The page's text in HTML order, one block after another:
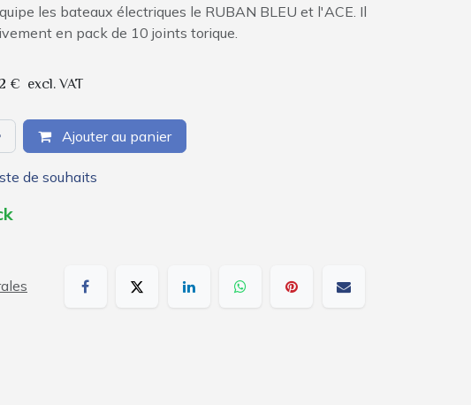
les bateaux électriques le RUBAN BLEU et l'ACE. Il
en pack de 10 joints torique.
€ excl. VAT
Ajouter au panier
de souhaits